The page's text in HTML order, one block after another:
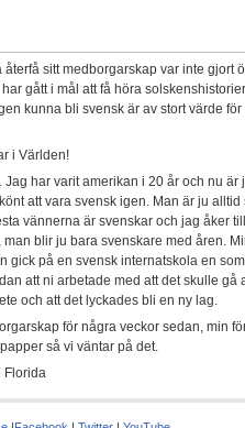
sitt medborgarskap var inte gjort
gått i mål att få höra
kunna bli svensk är av stort värde
i Världen!
har varit amerikan i 20 år och nu är
att vara svensk igen. Man är ju alltid
vännerna är svenskar och jag åker
blir ju bara svenskare med åren.
gick på en svensk internatskola en
att ni arbetade med att det skulle gå
och att det lyckades bli en ny lag.
för några veckor sedan, min
så vi väntar på det.
Florida